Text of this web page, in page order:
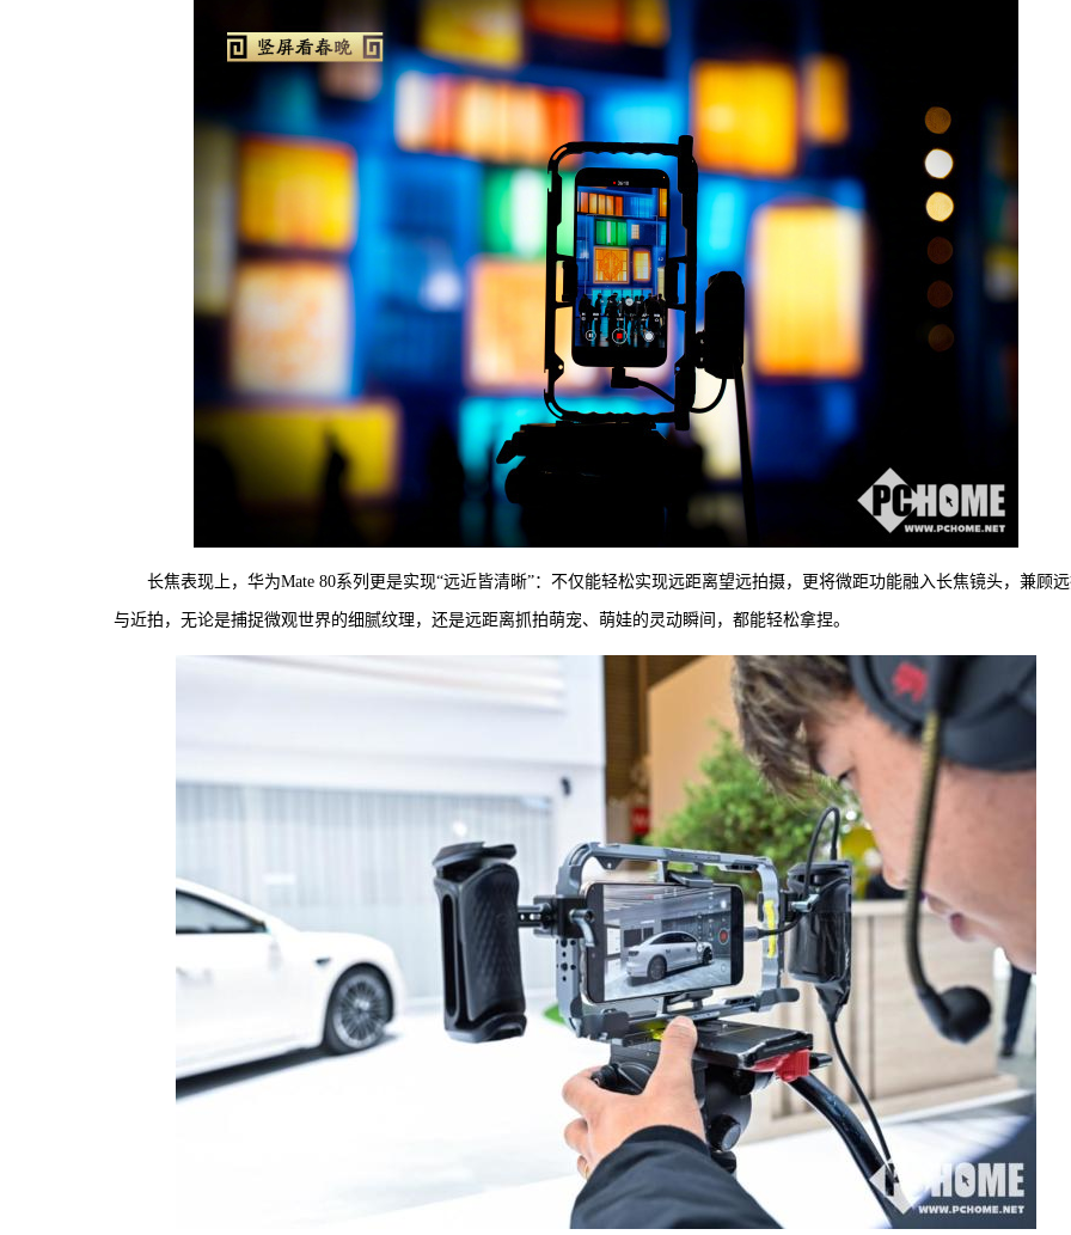
长焦表现上，华为Mate 80系列更是实现“远近皆清晰”：不仅能轻松实现远距离望远拍摄，更将微距功能融入长焦镜头，兼顾
与近拍，无论是捕捉微观世界的细腻纹理，还是远距离抓拍萌宠、萌娃的灵动瞬间，都能轻松拿捏。